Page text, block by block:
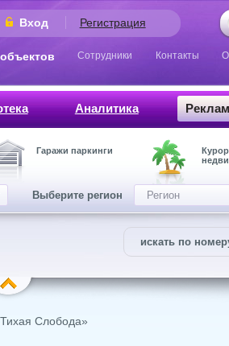
Вход Регистрация
Сотрудники Контакты
Аналитика
Гаражи паркинги
Выберите регион Регион
искать по
Слобода»